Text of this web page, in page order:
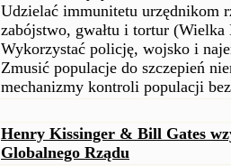
Udzielać immunitetu urzędnikom
zabójstwo, gwałtu i tortur (Wielka
Wykorzystać policję, wojsko i
Zmusić populacje do szczepień
mechanizmy kontroli populacji
Henry Kissinger & Bill Gates
Globalnego Rządu